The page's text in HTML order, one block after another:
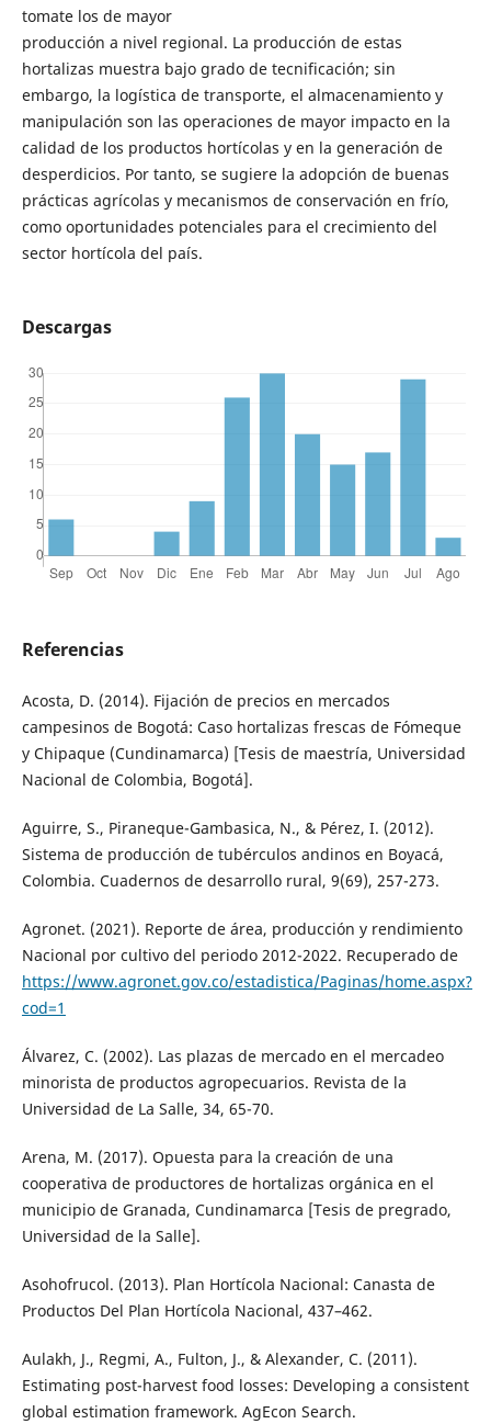
tomate los de mayor
producción a nivel regional. La producción de estas
hortalizas muestra bajo grado de tecnificación; sin
embargo, la logística de transporte, el almacenamiento y
manipulación son las operaciones de mayor impacto en la
calidad de los productos hortícolas y en la generación de
desperdicios. Por tanto, se sugiere la adopción de buenas
prácticas agrícolas y mecanismos de conservación en frío,
como oportunidades potenciales para el crecimiento del
sector hortícola del país.
Descargas
Referencias
Acosta, D. (2014). Fijación de precios en mercados
campesinos de Bogotá: Caso hortalizas frescas de Fómeque
y Chipaque (Cundinamarca) [Tesis de maestría, Universidad
Nacional de Colombia, Bogotá].
Aguirre, S., Piraneque-Gambasica, N., & Pérez, I. (2012).
Sistema de producción de tubérculos andinos en Boyacá,
Colombia. Cuadernos de desarrollo rural, 9(69), 257-273.
Agronet. (2021). Reporte de área, producción y rendimiento
Nacional por cultivo del periodo 2012-2022. Recuperado de
https://www.agronet.gov.co/estadistica/Paginas/home.aspx?
cod=1
Álvarez, C. (2002). Las plazas de mercado en el mercadeo
minorista de productos agropecuarios. Revista de la
Universidad de La Salle, 34, 65-70.
Arena, M. (2017). Opuesta para la creación de una
cooperativa de productores de hortalizas orgánica en el
municipio de Granada, Cundinamarca [Tesis de pregrado,
Universidad de la Salle].
Asohofrucol. (2013). Plan Hortícola Nacional: Canasta de
Productos Del Plan Hortícola Nacional, 437–462.
Aulakh, J., Regmi, A., Fulton, J., & Alexander, C. (2011).
Estimating post-harvest food losses: Developing a consistent
global estimation framework. AgEcon Search.